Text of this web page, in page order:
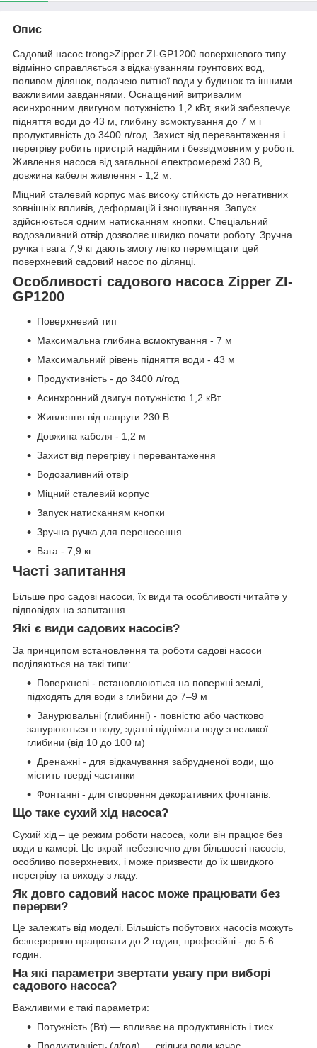
Опис
Садовий насос trong>Zipper ZI-GP1200 поверхневого типу
відмінно справляється з відкачуванням грунтових вод,
поливом ділянок, подачею питної води у будинок та іншими
важливими завданнями. Оснащений витривалим
асинхронним двигуном потужністю 1,2 кВт, який забезпечує
підняття води до 43 м, глибину всмоктування до 7 м і
продуктивність до 3400 л/год. Захист від перевантаження і
перегріву робить пристрій надійним і безвідмовним у роботі.
Живлення насоса від загальної електромережі 230 В,
довжина кабеля живлення - 1,2 м.
Міцний сталевий корпус має високу стійкість до негативних
зовнішніх впливів, деформацій і зношування. Запуск
здійснюється одним натисканням кнопки. Спеціальний
водозаливний отвір дозволяє швидко почати роботу. Зручна
ручка і вага 7,9 кг дають змогу легко переміщати цей
поверхневий садовий насос по ділянці.
Особливості садового насоса Zipper ZI-
GP1200
Поверхневий тип
Максимальна глибина всмоктування - 7 м
Максимальний рівень підняття води - 43 м
Продуктивність - до 3400 л/год
Асинхронний двигун потужністю 1,2 кВт
Живлення від напруги 230 В
Довжина кабеля - 1,2 м
Захист від перегріву і перевантаження
Водозаливний отвір
Міцний сталевий корпус
Запуск натисканням кнопки
Зручна ручка для перенесення
Вага - 7,9 кг.
Часті запитання
Більше про садові насоси, їх види та особливості читайте у
відповідях на запитання.
Які є види садових насосів?
За принципом встановлення та роботи садові насоси
поділяються на такі типи:
Поверхневі - встановлюються на поверхні землі,
підходять для води з глибини до 7–9 м
Занурювальні (глибинні) - повністю або частково
занурюються в воду, здатні піднімати воду з великої
глибини (від 10 до 100 м)
Дренажні - для відкачування забрудненої води, що
містить тверді частинки
Фонтанні - для створення декоративних фонтанів.
Що таке сухий хід насоса?
Сухий хід – це режим роботи насоса, коли він працює без
води в камері. Це вкрай небезпечно для більшості насосів,
особливо поверхневих, і може призвести до їх швидкого
перегріву та виходу з ладу.
Як довго садовий насос може працювати без
перерви?
Це залежить від моделі. Більшість побутових насосів можуть
безперервно працювати до 2 годин, професійні - до 5-6
годин.
На які параметри звертати увагу при виборі
садового насоса?
Важливими є такі параметри:
Потужність (Вт) — впливає на продуктивність і тиск